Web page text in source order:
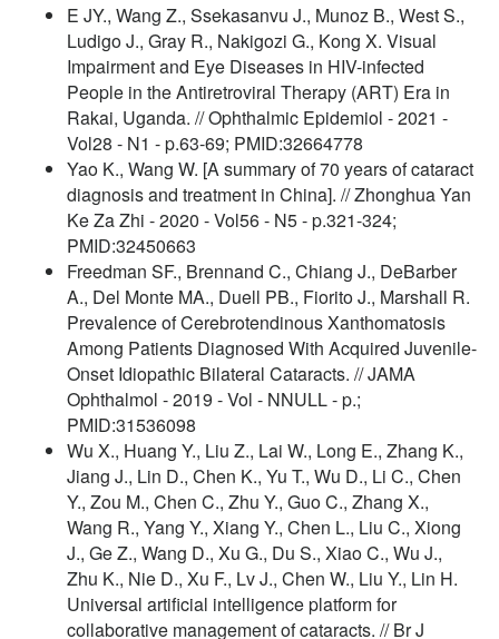
E JY., Wang Z., Ssekasanvu J., Munoz B., West S.,
Ludigo J., Gray R., Nakigozi G., Kong X. Visual
Impairment and Eye Diseases in HIV-infected
People in the Antiretroviral Therapy (ART) Era in
Rakai, Uganda. // Ophthalmic Epidemiol - 2021 -
Vol28 - N1 - p.63-69; PMID:32664778
Yao K., Wang W. [A summary of 70 years of cataract
diagnosis and treatment in China]. // Zhonghua Yan
Ke Za Zhi - 2020 - Vol56 - N5 - p.321-324;
PMID:32450663
Freedman SF., Brennand C., Chiang J., DeBarber
A., Del Monte MA., Duell PB., Fiorito J., Marshall R.
Prevalence of Cerebrotendinous Xanthomatosis
Among Patients Diagnosed With Acquired Juvenile-
Onset Idiopathic Bilateral Cataracts. // JAMA
Ophthalmol - 2019 - Vol - NNULL - p.;
PMID:31536098
Wu X., Huang Y., Liu Z., Lai W., Long E., Zhang K.,
Jiang J., Lin D., Chen K., Yu T., Wu D., Li C., Chen
Y., Zou M., Chen C., Zhu Y., Guo C., Zhang X.,
Wang R., Yang Y., Xiang Y., Chen L., Liu C., Xiong
J., Ge Z., Wang D., Xu G., Du S., Xiao C., Wu J.,
Zhu K., Nie D., Xu F., Lv J., Chen W., Liu Y., Lin H.
Universal artificial intelligence platform for
collaborative management of cataracts. // Br J